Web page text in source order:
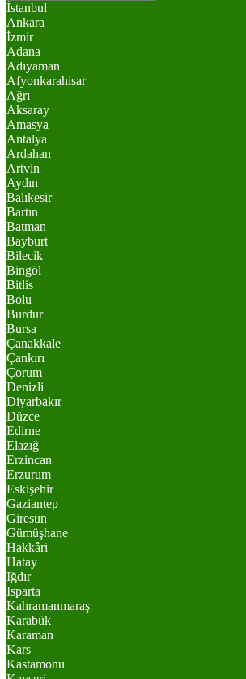
İstanbul
Ankara
İzmir
Adana
Adıyaman
Afyonkarahisar
Ağrı
Aksaray
Amasya
Antalya
Ardahan
Artvin
Aydın
Balıkesir
Bartın
Batman
Bayburt
Bilecik
Bingöl
Bitlis
Bolu
Burdur
Bursa
Çanakkale
Çankırı
Çorum
Denizli
Diyarbakır
Düzce
Edirne
Elazığ
Erzincan
Erzurum
Eskişehir
Gaziantep
Giresun
Gümüşhane
Hakkâri
Hatay
Iğdır
Isparta
Kahramanmaraş
Karabük
Karaman
Kars
Kastamonu